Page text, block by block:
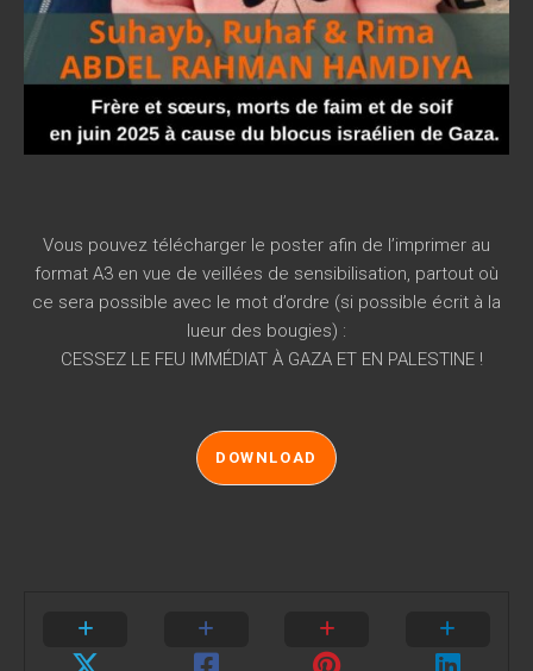
Vous pouvez télécharger le poster afin de l’imprimer au
format A3 en vue de veillées de sensibilisation, partout où
ce sera possible avec le mot d’ordre (si possible écrit à la
lueur des bougies) :
CESSEZ LE FEU IMMÉDIAT À GAZA ET EN PALESTINE !
DOWNLOAD